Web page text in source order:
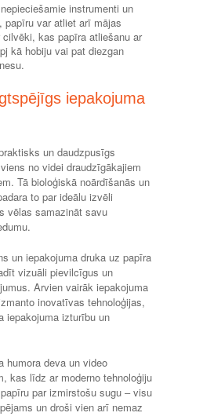
instrumenti un
papīru var atliet arī mājas
kas papīra atliešanu ar
kā hobiju vai pat diezgan
iepakojuma
un daudzpusīgs
no videi draudzīgākajiem
Tā bioloģiskā noārdīšanās un
to par ideālu izvēli
vēlas samazināt savu
un iepakojuma druka uz papīra
vizuāli pievilcīgus un
Arvien vairāk iepakojuma
inovatīvas tehnoloģijas,
iepakojuma izturību un
humora deva un video
kas līdz ar moderno tehnoloģiju
par izmirstošu sugu – visu
un droši vien arī nemaz